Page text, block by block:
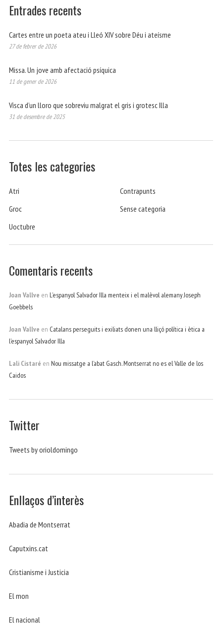
Entrades recents
Cartes entre un poeta ateu i Lleó XIV sobre Déu i ateísme
27 de febrer de 2026
Missa. Un jove amb afectació psíquica
11 de gener de 2026
Visca d’un lloro que sobreviu malgrat el gris i grotesc Illa
31 de desembre de 2025
Totes les categories
Atri
Contrapunts
Groc
Sense categoria
Uoctubre
Comentaris recents
Joan Vallve en L’espanyol Salvador Illa menteix i el malèvol alemany Joseph
Goebbels
Joan Vallve en Catalans perseguits i exiliats donen una lliçó política i ètica a
l’espanyol Salvador Illa
Lali Cistaré en Nou missatge a l’abat Gasch. Montserrat no es el Valle de los
Caidos
Twitter
Tweets by orioldomingo
Enllaços d’interès
Abadia de Montserrat
Caputxins.cat
Cristianisme i Justicia
El mon
El nacional